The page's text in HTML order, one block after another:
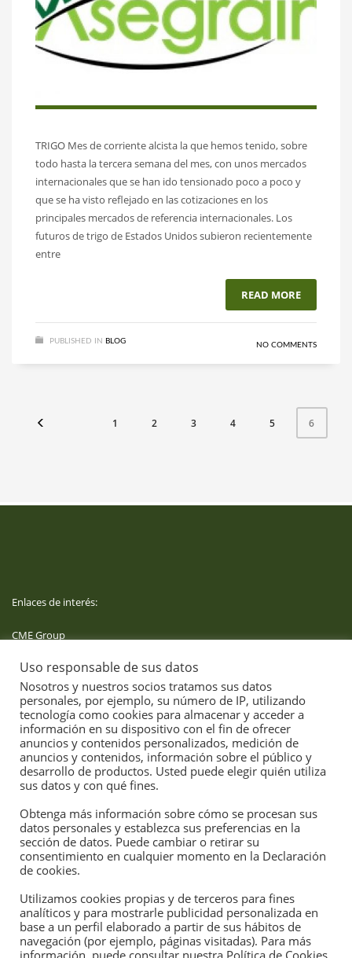
TRIGO Mes de corriente alcista la que hemos tenido, sobre
todo hasta la tercera semana del mes, con unos mercados
internacionales que se han ido tensionado poco a poco y
que se ha visto reflejado en las cotizaciones en los
principales mercados de referencia internacionales. Los
futuros de trigo de Estados Unidos subieron recientemente
entre
READ MORE
PUBLISHED IN BLOG NO COMMENTS
1 2 3 4 5 6
Enlaces de interés:
CME Group
Derivaties
Aemet
Confianza en el servicio agrario profesional
de: ASEGRAIM.
Uso responsable de sus datos
Nosotros y nuestros socios tratamos sus datos
personales, por ejemplo, su número de IP, utilizando
tecnología como cookies para almacenar y acceder a
información en su dispositivo con el fin de ofrecer
anuncios y contenidos personalizados, medición de
anuncios y contenidos, información sobre el público y
desarrollo de productos. Usted puede elegir quién utiliza
sus datos y con qué fines.
Obtenga más información sobre cómo se procesan sus
datos personales y establezca sus preferencias en la
sección de datos. Puede cambiar o retirar su
consentimiento en cualquier momento en la Declaración
de cookies.
Utilizamos cookies propias y de terceros para fines
analíticos y para mostrarle publicidad personalizada en
base a un perfil elaborado a partir de sus hábitos de
navegación (por ejemplo, páginas visitadas). Para más
información, puede consultar nuestra Política de Cookies.